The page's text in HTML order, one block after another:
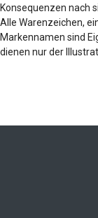
Konsequenzen nach
Alle Warenzeichen,
Markennamen sind
dienen nur der